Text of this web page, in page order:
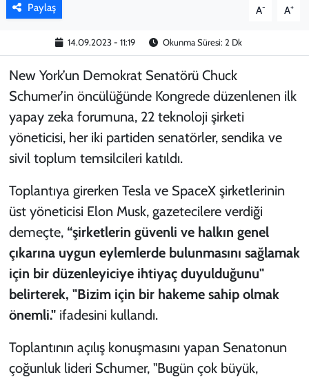
Paylaş A- A+
14.09.2023 - 11:19 Okunma Süresi: 2 Dk
New York’un Demokrat Senatörü Chuck
Schumer’in öncülüğünde Kongrede düzenlenen ilk
yapay zeka forumuna, 22 teknoloji şirketi
yöneticisi, her iki partiden senatörler, sendika ve
sivil toplum temsilcileri katıldı.
Toplantıya girerken Tesla ve SpaceX şirketlerinin
üst yöneticisi Elon Musk, gazetecilere verdiği
demeçte, “şirketlerin güvenli ve halkın genel
çıkarına uygun eylemlerde bulunmasını sağlamak
için bir düzenleyiciye ihtiyaç duyulduğunu"
belirterek, "Bizim için bir hakeme sahip olmak
önemli."ifadesini kullandı.
Toplantının açılış konuşmasını yapan Senatonun
çoğunluk lideri Schumer, "Bugün çok büyük,